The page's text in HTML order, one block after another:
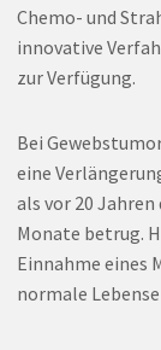
Chemo- und
innovative
zur Verfügung.
Bei
eine
als vor 20
Monate betrug.
Einnahme eines
normale